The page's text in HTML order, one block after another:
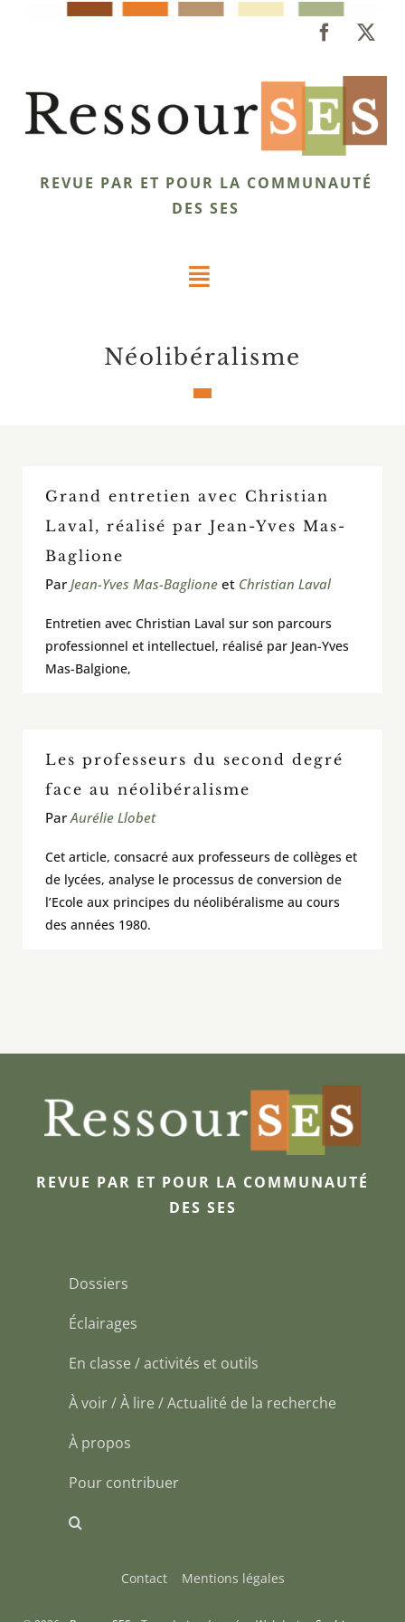
REVUE PAR ET POUR LA COMMUNAUTÉ
DES SES
Toggle
Éclairages
À voir / À lire / Actualité de la recherche
Rechercher:
néolibéralisme
Grand entretien avec Christian
Laval, réalisé par Jean-Yves Mas-
Baglione
Par Jean-Yves Mas-Baglioneet Christian Laval
Entretien avec Christian Laval sur son parcours
professionnel et intellectuel, réalisé par Jean-Yves
Mas-Balgione,
Les professeurs du second degré
face au néolibéralisme
Par Aurélie Llobet
Cet article, consacré aux professeurs de collèges et
de lycées, analyse le processus de conversion de
l’Ecole aux principes du néolibéralisme au cours
des années 1980.
REVUE PAR ET POUR LA COMMUNAUTÉ
DES SES
Dossiers
Éclairages
En classe / activités et outils
À voir / À lire / Actualité de la recherche
À propos
Pour contribuer
Contact Mentions légales